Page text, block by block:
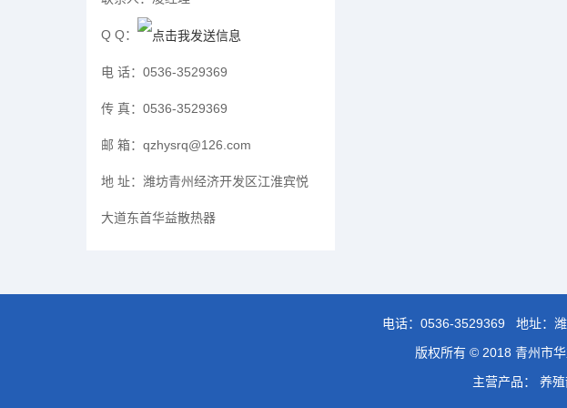
Q Q：
电 话： 0536-3529369
传 真： 0536-3529369
邮 箱： qzhysrq@126.com
地 址： 潍坊青州经济开发区江淮宾悦
大道东首华益散热器
电话： 0536-3529369
地址：
版权所有 © 2018 青州市
主营产品： 养